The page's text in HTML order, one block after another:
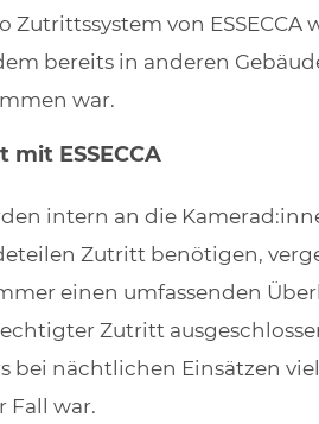
Zutrittssystem von
bereits in anderen
war.
ESSECCA
intern an die
Zutritt benötigen,
einen umfassenden
Zutritt
bei nächtlichen Einsätzen
Fall war.